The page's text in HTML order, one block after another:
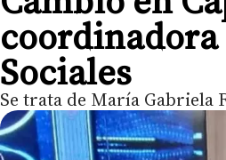
coordinadora
Sociales
Se trata de María Gabriela